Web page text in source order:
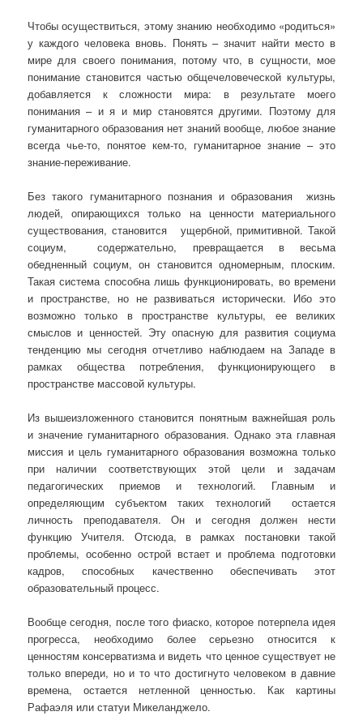
Чтобы осуществиться, этому знанию необходимо «родиться»
у каждого человека вновь. Понять – значит найти место в
мире для своего понимания, потому что, в сущности, мое
понимание становится частью общечеловеческой культуры,
добавляется к сложности мира: в результате моего
понимания – и я и мир становятся другими. Поэтому для
гуманитарного образования нет знаний вообще, любое знание
всегда чье-то, понятое кем-то, гуманитарное знание – это
знание-переживание.
Без такого гуманитарного познания и образования жизнь
людей, опирающихся только на ценности материального
существования, становится ущербной, примитивной. Такой
социум, содержательно, превращается в весьма
обедненный социум, он становится одномерным, плоским.
Такая система способна лишь функционировать, во времени
и пространстве, но не развиваться исторически. Ибо это
возможно только в пространстве культуры, ее великих
смыслов и ценностей. Эту опасную для развития социума
тенденцию мы сегодня отчетливо наблюдаем на Западе в
рамках общества потребления, функционирующего в
пространстве массовой культуры.
Из вышеизложенного становится понятным важнейшая роль
и значение гуманитарного образования. Однако эта главная
миссия и цель гуманитарного образования возможна только
при наличии соответствующих этой цели и задачам
педагогических приемов и технологий. Главным и
определяющим субъектом таких технологий остается
личность преподавателя. Он и сегодня должен нести
функцию Учителя. Отсюда, в рамках постановки такой
проблемы, особенно острой встает и проблема подготовки
кадров, способных качественно обеспечивать этот
образовательный процесс.
Вообще сегодня, после того фиаско, которое потерпела идея
прогресса, необходимо более серьезно относится к
ценностям консерватизма и видеть что ценное существует не
только впереди, но и то что достигнуто человеком в давние
времена, остается нетленной ценностью. Как картины
Рафаэля или статуи Микеланджело.